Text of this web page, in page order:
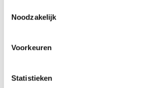
Noodzakelijk
Voorkeuren
Statistieken
Hoofdsom